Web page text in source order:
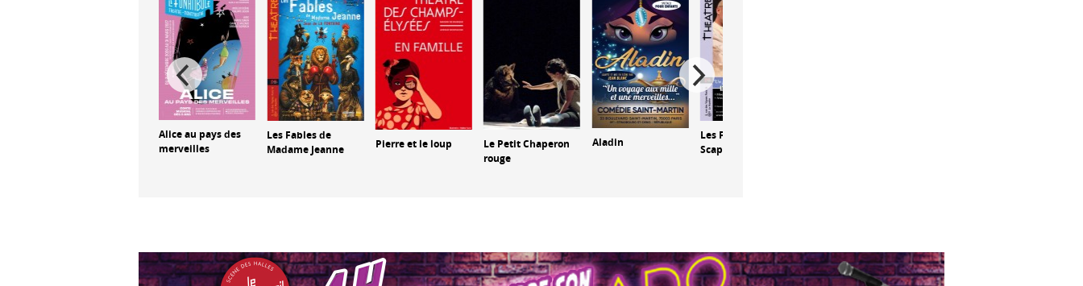
Alice au pays des
merveilles
Les Fables de
Madame Jeanne
Pierre et le loup
Le Petit Chaperon
rouge
Aladin
Les Fourberies de
Scapin